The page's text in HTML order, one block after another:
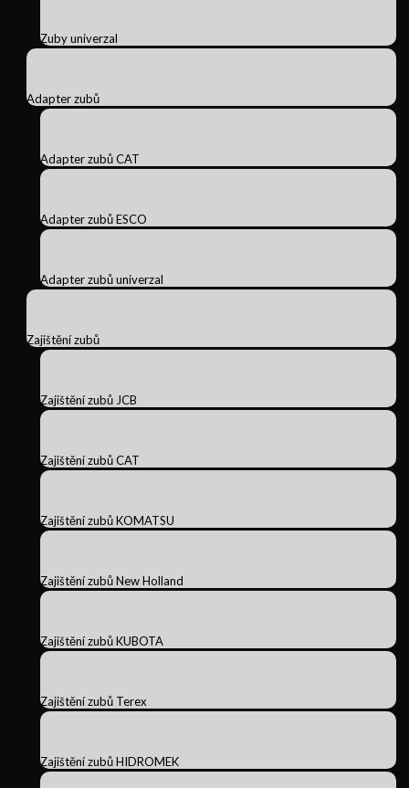
Zuby univerzal
Adapter zubů
Adapter zubů CAT
Adapter zubů ESCO
Adapter zubů univerzal
Zajištění zubů
Zajištění zubů JCB
Zajištění zubů CAT
Zajištění zubů KOMATSU
Zajištění zubů New Holland
Zajištění zubů KUBOTA
Zajištění zubů Terex
Zajištění zubů HIDROMEK